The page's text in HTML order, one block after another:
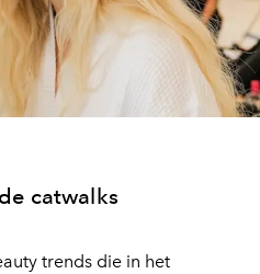
catwalks
trends die in het